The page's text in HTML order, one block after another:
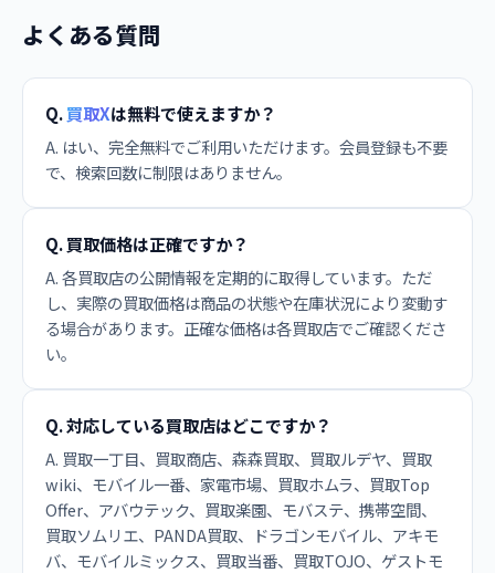
よくある質問
Q.買取Xは無料で使えますか？
A. はい、完全無料でご利用いただけます。会員登録も不要
で、検索回数に制限はありません。
Q. 買取価格は正確ですか？
A. 各買取店の公開情報を定期的に取得しています。ただ
し、実際の買取価格は商品の状態や在庫状況により変動す
る場合があります。正確な価格は各買取店でご確認くださ
い。
Q. 対応している買取店はどこですか？
A. 買取一丁目、買取商店、森森買取、買取ルデヤ、買取
wiki、モバイル一番、家電市場、買取ホムラ、買取Top
Offer、アバウテック、買取楽園、モバステ、携帯空間、
買取ソムリエ、PANDA買取、ドラゴンモバイル、アキモ
バ、モバイルミックス、買取当番、買取TOJO、ゲストモ